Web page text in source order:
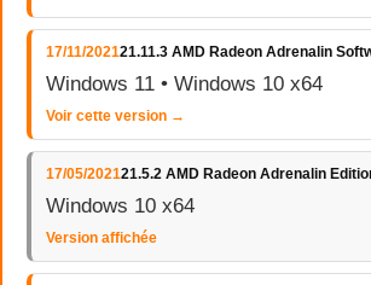
17/11/202121.11.3 AMD Radeon Adrenalin
Windows 11 • Windows 10 x64
Voir cette version →
17/05/202121.5.2 AMD Radeon Adrenalin
Windows 10 x64
Version affichée